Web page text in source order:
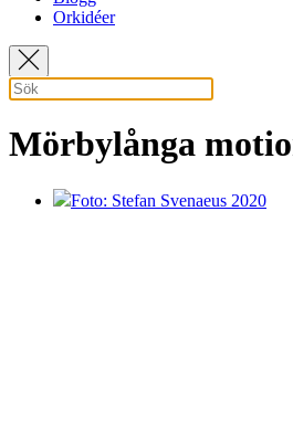
Orkidéer
Mörbylånga
Foto: Stefan Svenaeus 2020